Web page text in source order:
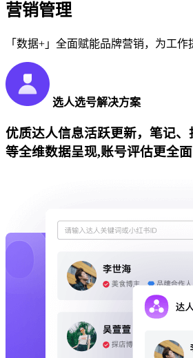
营销管理
「数据+」全面赋能品牌营销，为工作
选人选号解决方案
优质达人信息活跃更新，笔记
等全维数据呈现,账号评估更全面